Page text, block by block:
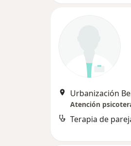
Atención
Terapia de